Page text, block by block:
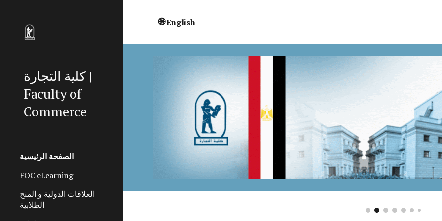
كلية التجارة |
Faculty of
Commerce
الصفحة الرئيسية
FOC eLearning
العلاقات الدولية و المنح
الطلابية
🌐English